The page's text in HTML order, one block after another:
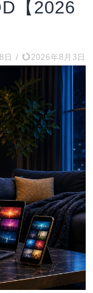
【2026
日 / 2026年8月3日